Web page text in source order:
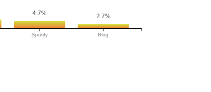
4.7% 2.7%
Spotify Blog